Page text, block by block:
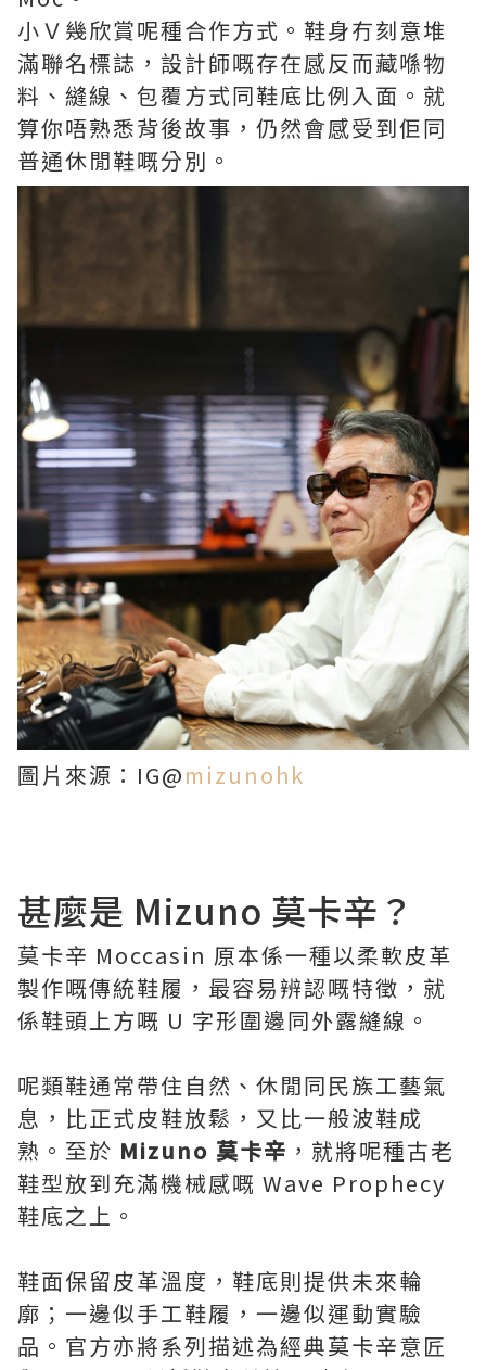
小Ｖ幾欣賞呢種合作方式。鞋身冇刻意堆
滿聯名標誌，設計師嘅存在感反而藏喺物
料、縫線、包覆方式同鞋底比例入面。就
算你唔熟悉背後故事，仍然會感受到佢同
普通休閒鞋嘅分別。
圖片來源：IG@mizunohk
甚麼是 Mizuno 莫卡辛？
莫卡辛 Moccasin 原本係一種以柔軟皮革
製作嘅傳統鞋履，最容易辨認嘅特徵，就
係鞋頭上方嘅 U 字形圍邊同外露縫線。
呢類鞋通常帶住自然、休閒同民族工藝氣
息，比正式皮鞋放鬆，又比一般波鞋成
熟。至於 Mizuno 莫卡辛 ，就將呢種古老
鞋型放到充滿機械感嘅 Wave Prophecy
鞋底之上。
鞋面保留皮革溫度，鞋底則提供未來輪
廓；一邊似手工鞋履，一邊似運動實驗
品。官方亦將系列描述為經典莫卡辛意匠